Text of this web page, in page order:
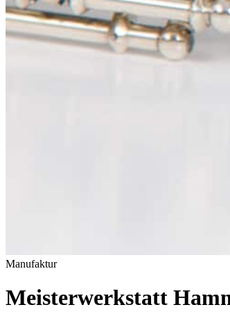
Manufaktur
Meisterwerkstatt